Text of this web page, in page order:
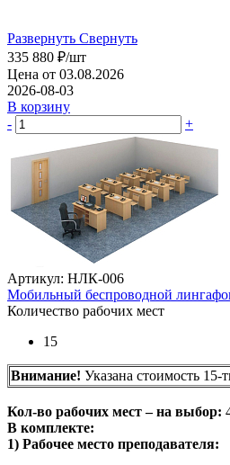
Развернуть Свернуть
335 880 ₽/шт
Цена от 03.08.2026
2026-08-03
В корзину
-
+
Артикул: НЛК-006
Мобильный беспроводной
Количество рабочих мест
15
Внимание! Указана стоимость 15-
Кол-во рабочих мест – на выбор:
В комплекте:
1) Рабочее место преподавателя: